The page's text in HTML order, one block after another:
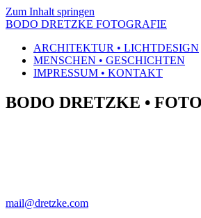
Zum Inhalt springen
BODO DRETZKE FOTOGRAFIE
ARCHITEKTUR • LICHTDESIGN
MENSCHEN • GESCHICHTEN
IMPRESSUM • KONTAKT
BODO DRETZKE •
mail@dretzke.com